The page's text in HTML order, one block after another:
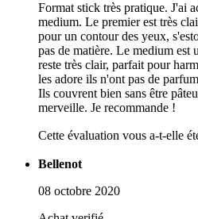
Format stick très pratique. J'ai
medium. Le premier est très
pour un contour des yeux,
pas de matière. Le medium est
reste très clair, parfait pour
les adore ils n'ont pas de
Ils couvrent bien sans être
merveille. Je recommande !
Cette évaluation vous a-t-elle
Bellenot
08 octobre 2020